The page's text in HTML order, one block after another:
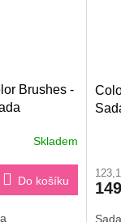
Brushes -
Skladem
Do košíku